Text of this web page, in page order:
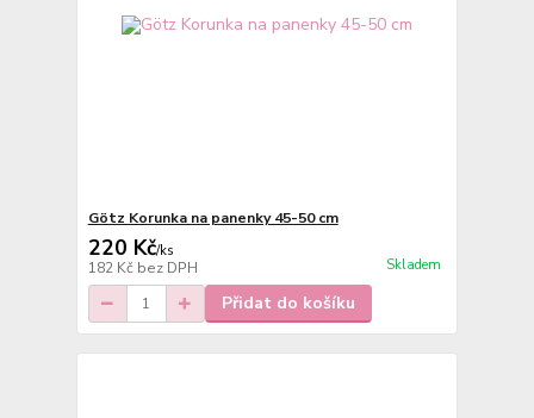
Götz Korunka na panenky 45-50 cm
220 Kč/ks
182 Kč bez DPH Skladem
Přidat do košíku